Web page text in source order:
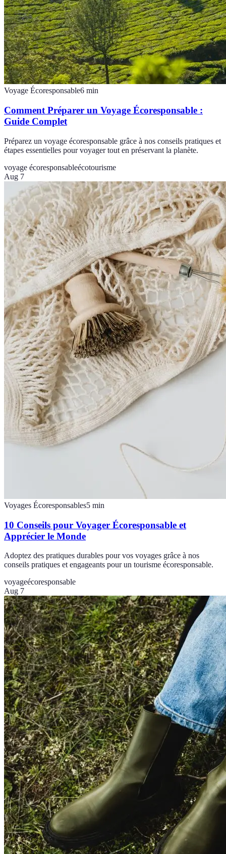
Voyage Écoresponsable6 min
Comment Préparer un Voyage Écoresponsable :
Guide Complet
Préparez un voyage écoresponsable grâce à nos conseils pratiques et
étapes essentielles pour voyager tout en préservant la planète.
voyage écoresponsableécotourisme
Aug 7
Voyages Écoresponsables5 min
10 Conseils pour Voyager Écoresponsable et
Apprécier le Monde
Adoptez des pratiques durables pour vos voyages grâce à nos
conseils pratiques et engageants pour un tourisme écoresponsable.
voyageécoresponsable
Aug 7